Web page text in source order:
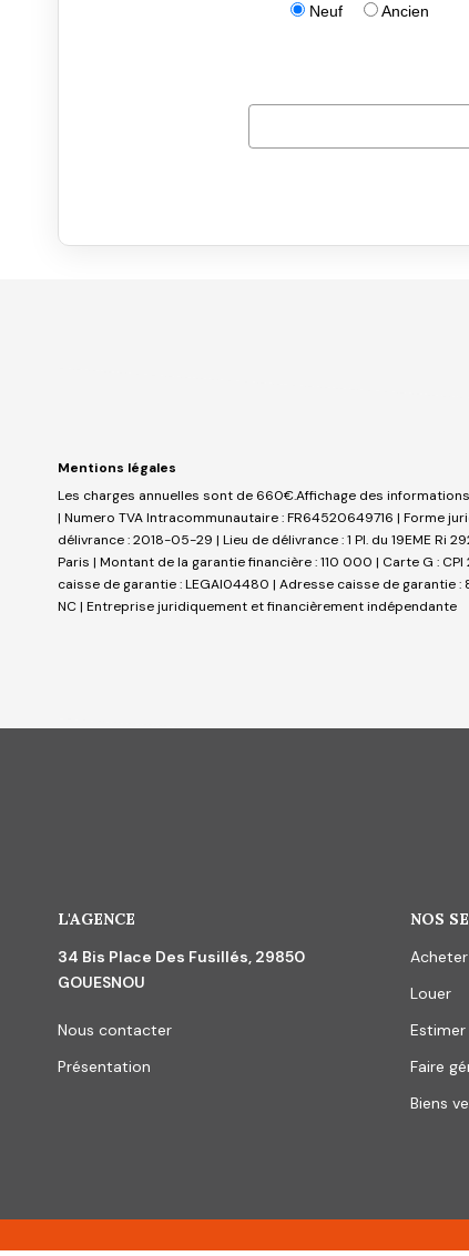
Mentions légales
Les charges annuelles sont de 660€.Affichage des informations
| Numero TVA Intracommunautaire : FR64520649716 | Forme
délivrance : 2018-05-29 | Lieu de délivrance : 1 Pl. du 19EME Ri
Paris | Montant de la garantie financière : 110 000 | Carte G :
caisse de garantie : LEGAI04480 | Adresse caisse de garantie
NC | Entreprise juridiquement et financièrement indépendante
L'AGENCE
34 Bis Place Des Fusillés, 29850
GOUESNOU
Nous contacter
Présentation
NOS
Acheter
Louer
Estimer
Faire
Biens